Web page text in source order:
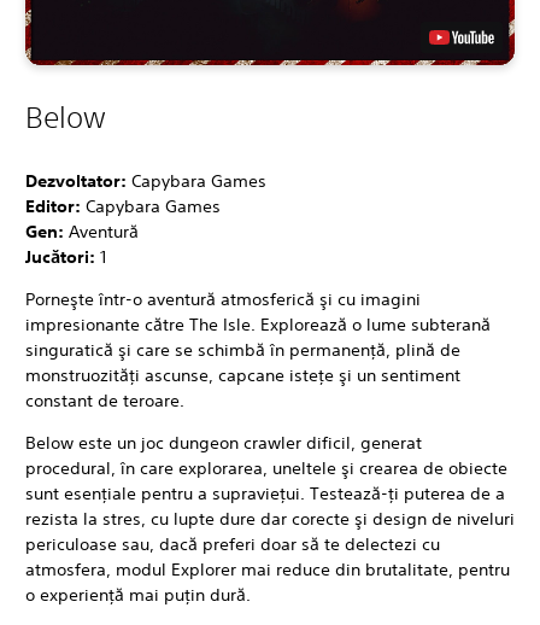
Below
Dezvoltator: Capybara Games
Editor: Capybara Games
Gen: Aventură
Jucători: 1
Porneşte într-o aventură atmosferică şi cu imagini
impresionante către The Isle. Explorează o lume subterană
singuratică şi care se schimbă în permanenţă, plină de
monstruozităţi ascunse, capcane isteţe şi un sentiment
constant de teroare.
Below este un joc dungeon crawler dificil, generat
procedural, în care explorarea, uneltele şi crearea de obiecte
sunt esenţiale pentru a supravieţui. Testează-ţi puterea de a
rezista la stres, cu lupte dure dar corecte şi design de niveluri
periculoase sau, dacă preferi doar să te delectezi cu
atmosfera, modul Explorer mai reduce din brutalitate, pentru
o experienţă mai puţin dură.